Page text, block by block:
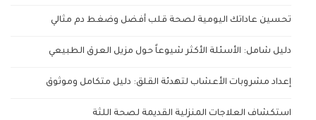
تحسين عاداتك اليومية لصحة قلب أفضل وضغط دم مثالي
دليل شامل: الأسئلة الأكثر شيوعاً حول مزيل العرق الطبيعي
إعداد مشروبات الأعشاب لتهدئة القلق: دليل متكامل وموثوق
استكشاف العلاجات المنزلية القديمة لصحة اللثة